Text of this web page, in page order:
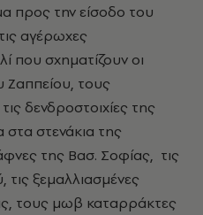
προς την είσοδο του
αγέρωχες
που σχηματίζουν οι
Ζαππείου, τους
δενδροστοιχίες της
στενάκια της
της Βασ. Σοφίας, τις
ξεμαλλιασμένες
τους μωβ καταρράκτες